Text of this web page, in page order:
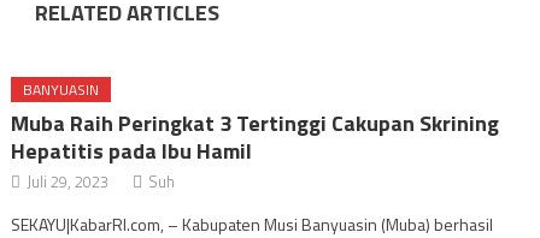
RELATED ARTICLES
BANYUASIN
Muba Raih Peringkat 3 Tertinggi Cakupan Skrining
Hepatitis pada Ibu Hamil
Juli 29, 2023 Suh
SEKAYU|KabarRI.com, – Kabupaten Musi Banyuasin (Muba) berhasil